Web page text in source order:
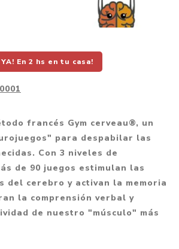
YA! En 2 hs en tu casa!
francés Gym cerveau®, un
para despabilar las
Con 3 niveles de
de 90 juegos estimulan las
del cerebro y activan la memoria
la comprensión verbal y
de nuestro "músculo" más